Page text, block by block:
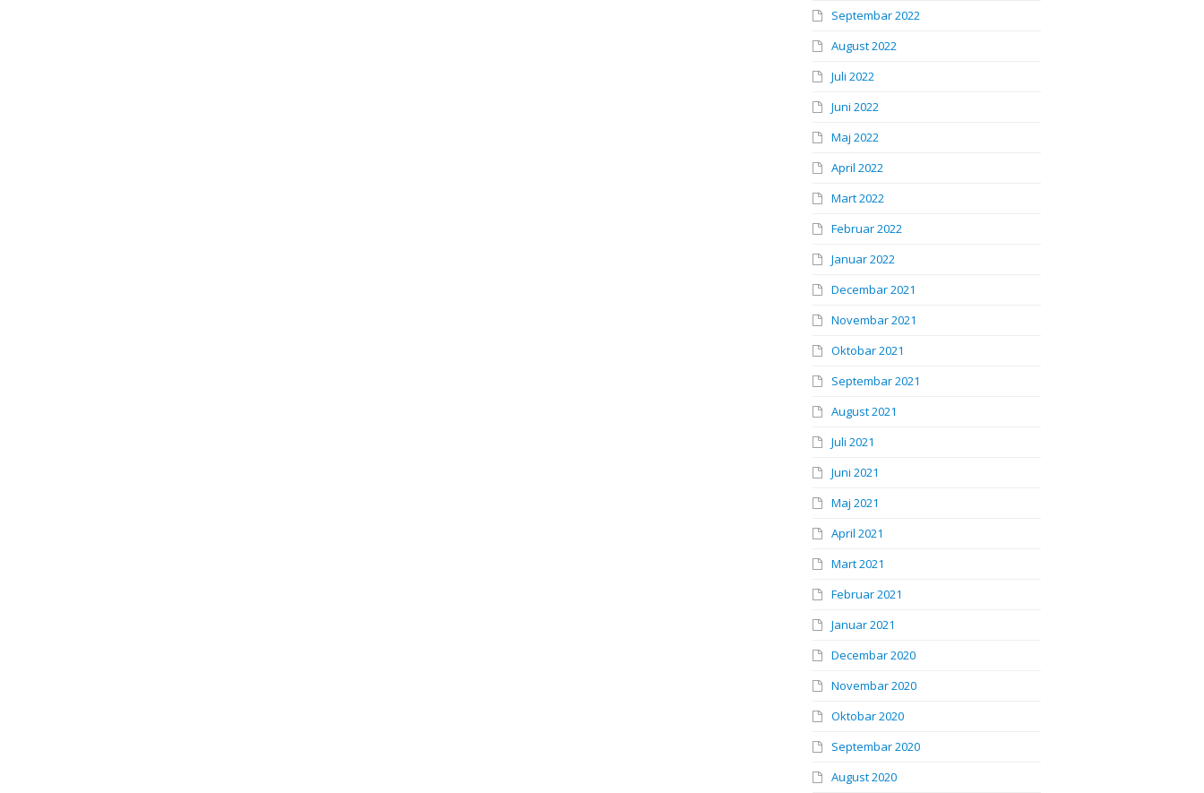
Septembar 2022
August 2022
Juli 2022
Juni 2022
Maj 2022
April 2022
Mart 2022
Februar 2022
Januar 2022
Decembar 2021
Novembar 2021
Oktobar 2021
Septembar 2021
August 2021
Juli 2021
Juni 2021
Maj 2021
April 2021
Mart 2021
Februar 2021
Januar 2021
Decembar 2020
Novembar 2020
Oktobar 2020
Septembar 2020
August 2020